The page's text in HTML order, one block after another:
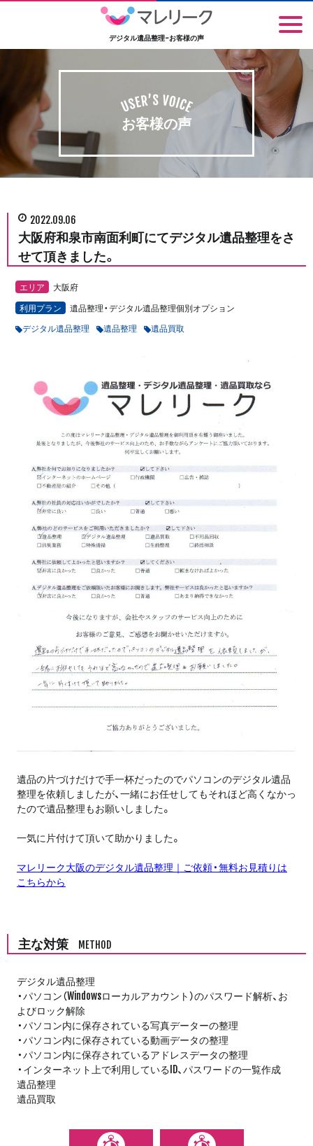
デジタル遺品整理-お客様の声
お客様の声
2022.09.06
大阪府和泉市南面利町にてデジタル遺品整理をさ
せて頂きました。
エリア
大阪府
利用プラン
遺品整理・デジタル遺品整理個別オプション
デジタル遺品整理
遺品整理 遺品買取
遺品の片づけだけで手一杯だったのでパソコンのデジタル遺品
整理を依頼しましたが、一緒にお任せしてもそれほど高くなかっ
たので遺品整理もお願いしました。
一気に片付けて頂いて助かりました。
マレリーク大阪のデジタル遺品整理｜ご依頼・無料お見積りは
こちらから
主な対策 METHOD
デジタル遺品整理
・パソコン（Windowsローカルアカウント）のパスワード解析、お
よびロック解除
・パソコン内に保存されている写真データーの整理
・パソコン内に保存されている動画データの整理
・パソコン内に保存されているアドレスデータの整理
・インターネット上で利用しているID、パスワードの一覧作成
遺品整理
遺品買取